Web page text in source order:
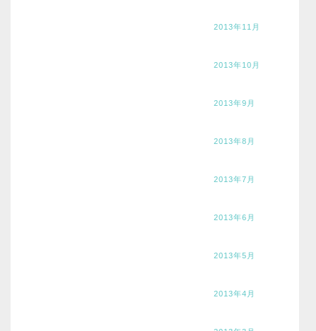
2013年11月
2013年10月
2013年9月
2013年8月
2013年7月
2013年6月
2013年5月
2013年4月